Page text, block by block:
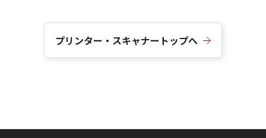
プリンター・スキャナートップへ